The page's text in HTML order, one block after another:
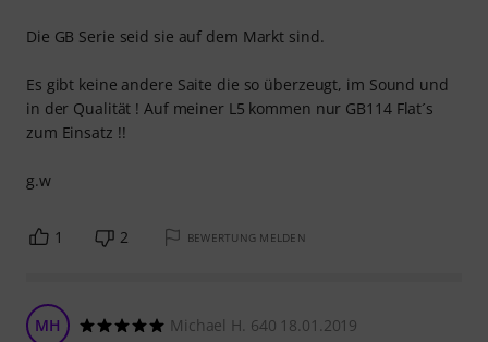
Die GB Serie seid sie auf dem Markt sind.
Es gibt keine andere Saite die so überzeugt, im Sound und
in der Qualität ! Auf meiner L5 kommen nur GB114 Flat´s
zum Einsatz !!
g.w
1 2 BEWERTUNG MELDEN
MH Michael H. 640 18.01.2019